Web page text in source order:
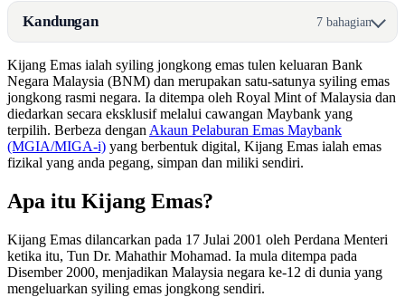
Kandungan 7 bahagian
Kijang Emas ialah syiling jongkong emas tulen keluaran Bank
Negara Malaysia (BNM) dan merupakan satu-satunya syiling emas
jongkong rasmi negara. Ia ditempa oleh Royal Mint of Malaysia dan
diedarkan secara eksklusif melalui cawangan Maybank yang
terpilih. Berbeza dengan Akaun Pelaburan Emas Maybank
(MGIA/MIGA-i) yang berbentuk digital, Kijang Emas ialah emas
fizikal yang anda pegang, simpan dan miliki sendiri.
Apa itu Kijang Emas?
Kijang Emas dilancarkan pada 17 Julai 2001 oleh Perdana Menteri
ketika itu, Tun Dr. Mahathir Mohamad. Ia mula ditempa pada
Disember 2000, menjadikan Malaysia negara ke-12 di dunia yang
mengeluarkan syiling emas jongkong sendiri.